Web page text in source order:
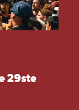
29ste